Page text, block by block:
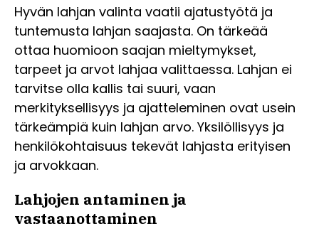
Hyvän lahjan valinta vaatii ajatustyötä ja
tuntemusta lahjan saajasta. On tärkeää
ottaa huomioon saajan mieltymykset,
tarpeet ja arvot lahjaa valittaessa. Lahjan ei
tarvitse olla kallis tai suuri, vaan
merkityksellisyys ja ajatteleminen ovat usein
tärkeämpiä kuin lahjan arvo. Yksilöllisyys ja
henkilökohtaisuus tekevät lahjasta erityisen
ja arvokkaan.
Lahjojen antaminen ja
vastaanottaminen